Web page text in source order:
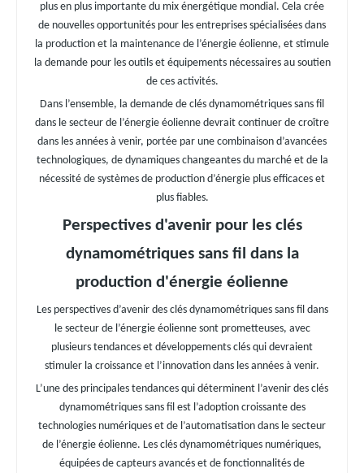
plus en plus importante du mix énergétique mondial. Cela crée
de nouvelles opportunités pour les entreprises spécialisées dans
la production et la maintenance de l’énergie éolienne, et stimule
la demande pour les outils et équipements nécessaires au soutien
de ces activités.
Dans l’ensemble, la demande de clés dynamométriques sans fil
dans le secteur de l’énergie éolienne devrait continuer de croître
dans les années à venir, portée par une combinaison d’avancées
technologiques, de dynamiques changeantes du marché et de la
nécessité de systèmes de production d’énergie plus efficaces et
plus fiables.
Perspectives d'avenir pour les clés
dynamométriques sans fil dans la
production d'énergie éolienne
Les perspectives d’avenir des clés dynamométriques sans fil dans
le secteur de l’énergie éolienne sont prometteuses, avec
plusieurs tendances et développements clés qui devraient
stimuler la croissance et l’innovation dans les années à venir.
L’une des principales tendances qui déterminent l’avenir des clés
dynamométriques sans fil est l’adoption croissante des
technologies numériques et de l’automatisation dans le secteur
de l’énergie éolienne. Les clés dynamométriques numériques,
équipées de capteurs avancés et de fonctionnalités de